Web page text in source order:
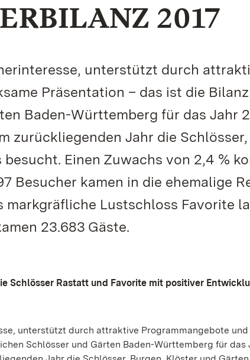
2017
unterstützt durch
Präsentation – das ist die
Baden-Württemberg für das Jahr
zurückliegenden Jahr die
besucht. Einen Zuwachs von 2,4 %
Besucher kamen in die ehemalige
markgräfliche Lustschloss Favorite
23.683 Gäste.
Schlösser Rastatt und Favorite mit positiver
unterstützt durch attraktive Programmangebote
Schlösser und Gärten Baden-Württemberg für das